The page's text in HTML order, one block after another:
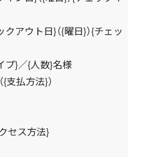
クアウト日}（{曜日}）{チェッ
プ}／{人数}名様
{支払方法}）
セス方法}